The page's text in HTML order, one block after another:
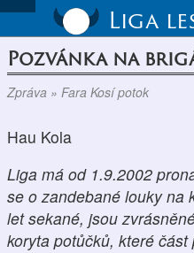
Liga
Pozvánka na
Zpráva » Fara Kosí potok
Hau Kola
Liga má od 1.9.2002
se o zandebané louky na
let sekané, jsou
koryta potůčků, které